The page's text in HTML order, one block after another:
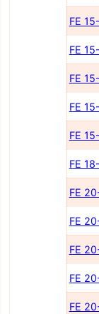
FE
FE
FE
FE
FE
FE
FE
FE
FE
FE
FE